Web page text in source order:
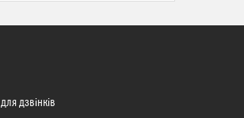
для дзвінків